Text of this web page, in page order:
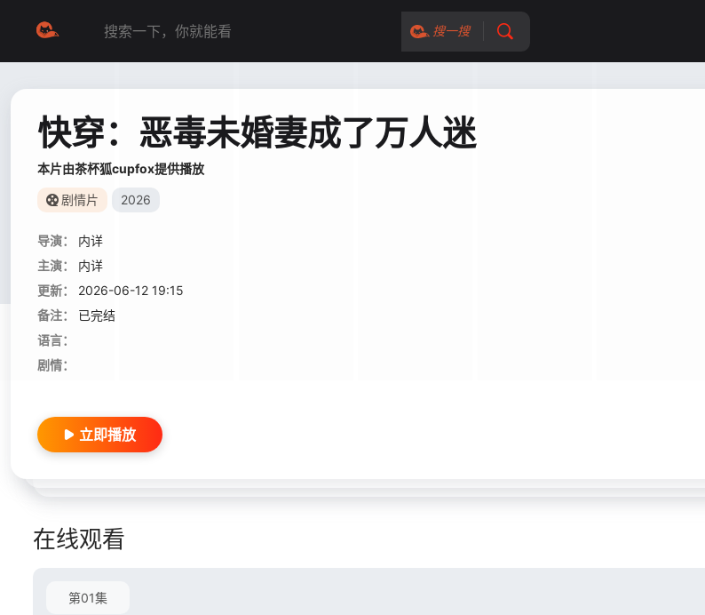
搜一搜
快穿：恶毒未婚妻成了万人迷
本片由茶杯狐cupfox提供播放
剧情片 2026
导演：
内详
主演：
内详
更新：
2026-06-12 19:15
备注：
已完结
语言：
剧情：
立即播放
在线观看
第01集